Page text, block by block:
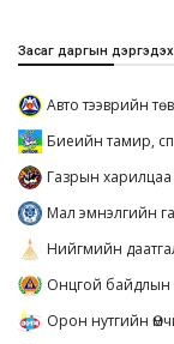
Засаг даргын дэргэдэх
Авто тээврийн төв
Биеийн тамир,
Газрын харилцаа
Мал эмнэлгийн
Нийгмийн
Онцгой байдлын
Орон нутгийн